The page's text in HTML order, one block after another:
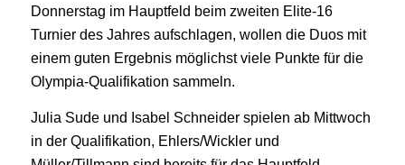
Donnerstag im Hauptfeld beim zweiten Elite-16
Turnier des Jahres aufschlagen, wollen die Duos mit
einem guten Ergebnis möglichst viele Punkte für die
Olympia-Qualifikation sammeln.
Julia Sude und Isabel Schneider spielen ab Mittwoch
in der Qualifikation, Ehlers/Wickler und